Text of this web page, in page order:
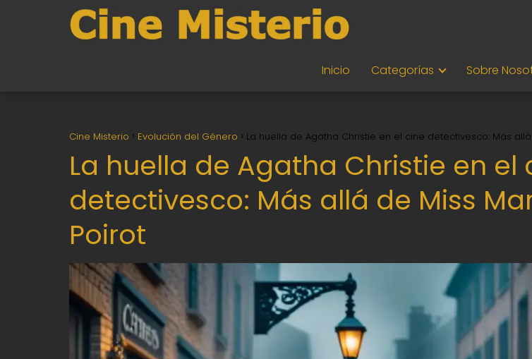
Inicio Categorías Sobre
Cine Misterio Evolución del Género La huella de Agatha Christie en el cine detectivesco: Más
La huella de Agatha Christie en el
detectivesco: Más allá de Miss
Poirot